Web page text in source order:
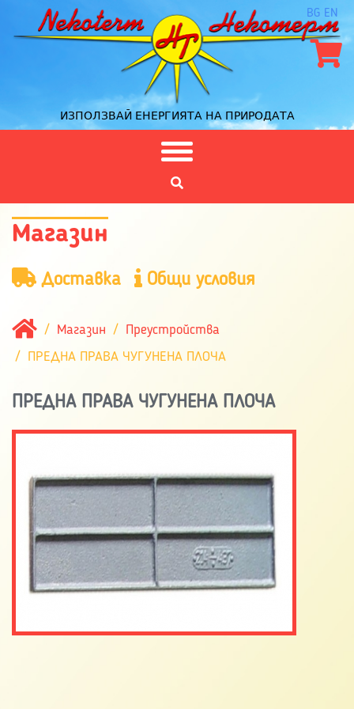
ИЗПОЛЗВАЙ ЕНЕРГИЯТА НА ПРИРОДАТА
BG EN
Магазин
Доставка Общи условия
Магазин
Преустройства
ПРЕДНА ПРАВА ЧУГУНЕНА ПЛОЧА
ПРЕДНА ПРАВА ЧУГУНЕНА ПЛОЧА